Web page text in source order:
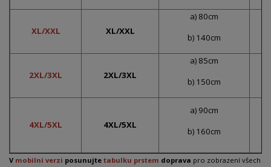
XL/XXL XL/XXL
a) 80cm
b) 140cm
2XL/3XL 2XL/3XL
a) 85cm
b) 150cm
4XL/5XL 4XL/5XL
a) 90cm
b) 160cm
V mobilní verzi posunujte tabulku prstem doprava pro zobrazení všech